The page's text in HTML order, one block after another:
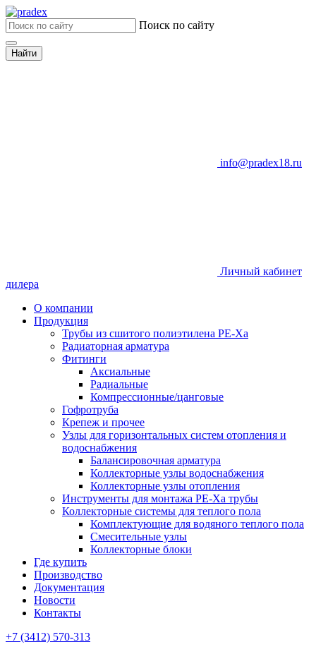
Поиск по сайту
Найти
info@pradex18.ru
Личный кабинет
дилера
О компании
Продукция
Трубы из сшитого полиэтилена PE-Xа
Радиаторная арматура
Фитинги
Аксиальные
Радиальные
Компрессионные/цанговые
Гофротруба
Крепеж и прочее
Узлы для горизонтальных систем отопления и
водоснабжения
Балансировочная арматура
Коллекторные узлы водоснабжения
Коллекторные узлы отопления
Инструменты для монтажа PE-Xа трубы
Коллекторные системы для теплого пола
Комплектующие для водяного теплого пола
Смесительные узлы
Коллекторные блоки
Где купить
Производство
Документация
Новости
Контакты
+7 (3412) 570-313